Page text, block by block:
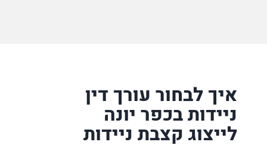
איך לבחור עורך דין
ניידות בכפר יונה
לייצוג קצבת ניידות